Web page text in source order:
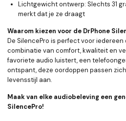
Lichtgewicht ontwerp: Slechts 31
merkt dat je ze draagt
Waarom kiezen voor de DrPhone
De SilencePro is perfect voor
combinatie van comfort, kwaliteit en
favoriete audio luistert, een
ontspant, deze oordoppen passen
levensstijl aan.
Maak van elke audiobeleving een
SilencePro!